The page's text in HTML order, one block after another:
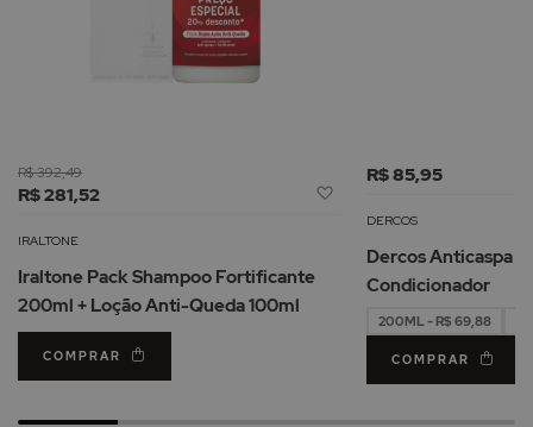
R$ 281,52
R$ 392,49
Desejos
IRALTONE
Iraltone Pack Shampoo Fortificante
200ml + Loção Anti-Queda 100ml
COMPRAR
R$ 85,95
DERCOS
Dercos Anticaspa
Condicionador
200ML - R$ 69,88
COMPRAR